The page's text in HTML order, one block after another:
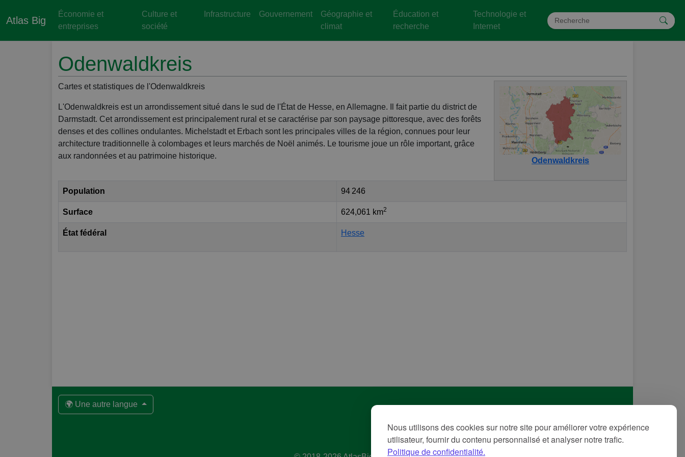
Nous utilisons des cookies sur notre site pour améliorer votre expérience
utilisateur, fournir du contenu personnalisé et analyser notre trafic.
Politique de confidentialité.
Atlas Big
Économie et
entreprises
Culture et
société
Infrastructure Gouvernement
Géographie et
climat
Éducation et
recherche
Technologie et
Internet
Odenwaldkreis
Cartes et statistiques de l'Odenwaldkreis
L'Odenwaldkreis est un arrondissement situé dans le sud de l'État de Hesse, en Allemagne. Il fait partie du district de
Darmstadt. Cet arrondissement est principalement rural et se caractérise par son paysage pittoresque, avec des forêts
denses et des collines ondulantes. Michelstadt et Erbach sont les principales villes de la région, connues pour leur
architecture traditionnelle à colombages et leurs marchés de Noël animés. Le tourisme joue un rôle important, grâce
aux randonnées et au patrimoine historique.
Odenwaldkreis
Population 94 246
Surface 624,061 km2
État fédéral Hesse
🌍 Une autre langue
Conditions d'utilisation
Mentions légales